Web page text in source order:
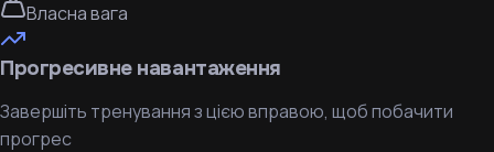
Власна вага
Прогресивне навантаження
Завершіть тренування з цією вправою, щоб побачити
прогрес